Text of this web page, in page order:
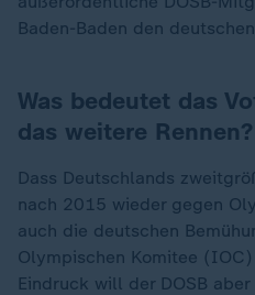
Baden-Baden den
Was bedeutet das
das weitere Rennen?
Dass Deutschlands
nach 2015 wieder gegen
auch die deutschen
Olympischen Komitee
Eindruck will der DOSB